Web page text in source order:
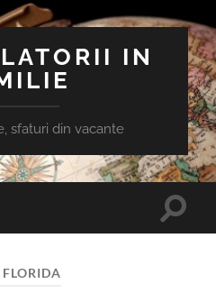
IN
sfaturi din vacante
Toggle
FLORIDA